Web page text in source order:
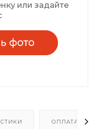
или задайте
ОПЛАТА И